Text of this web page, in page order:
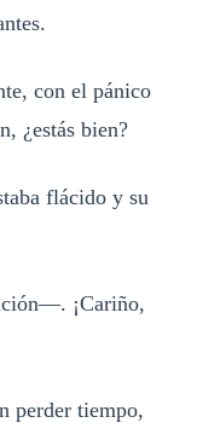
con el pánico
¿estás bien?
flácido y su
¡Cariño,
perder tiempo,